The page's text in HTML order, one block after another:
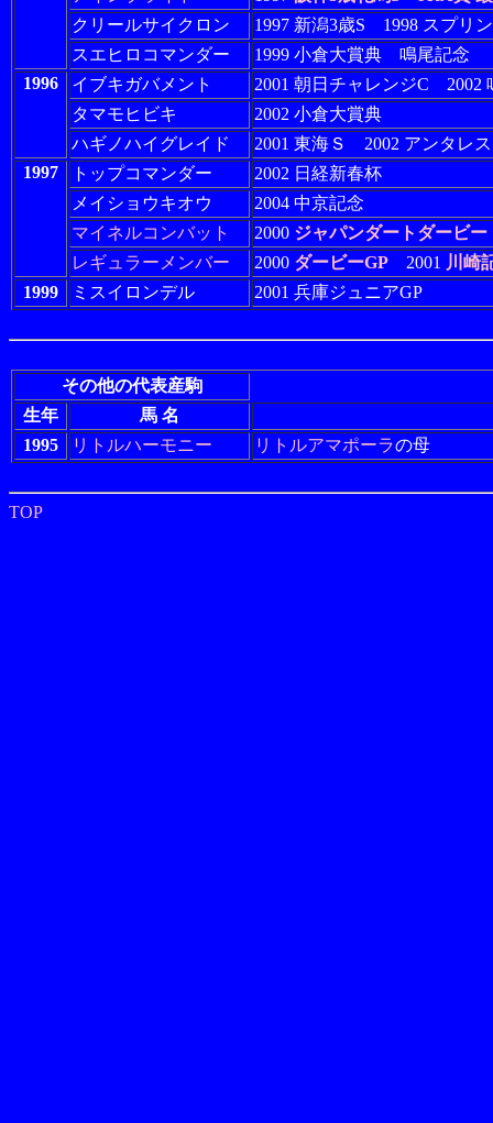
クリールサイクロン
1997 新潟3歳S 1998 スプリ
スエヒロコマンダー
1999 小倉大賞典 鳴尾記念
1996
イブキガバメント
2001 朝日チャレンジC 2002
タマモヒビキ
2002 小倉大賞典
ハギノハイグレイド
2001 東海Ｓ 2002 アンタレ
1997
トップコマンダー
2002 日経新春杯
メイショウキオウ
2004 中京記念
マイネルコンバット
2000 ジャパンダートダービー
レギュラーメンバー
2000 ダービーGP 2001 川崎
1999
ミスイロンデル 2001 兵庫ジュニアGP
その他の代表産駒
生年
馬 名
1995
リトルハーモニー リトルアマポーラの母
TOP